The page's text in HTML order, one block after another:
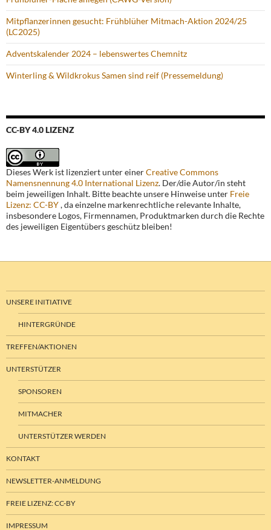
Mitpflanzerinnen gesucht: Frühblüher Mitmach-Aktion 2024/25
(LC2025)
Adventskalender 2024 – lebenswertes Chemnitz
Winterling & Wildkrokus Samen sind reif (Pressemeldung)
CC-BY 4.0 LIZENZ
Dieses Werk ist lizenziert unter einerCreative Commons
Namensnennung 4.0 International Lizenz. Der/die Autor/in steht
beim jeweiligen Inhalt. Bitte beachte unsere Hinweise unter Freie
Lizenz: CC-BY, da einzelne markenrechtliche relevante Inhalte,
insbesondere Logos, Firmennamen, Produktmarken durch die Rechte
des jeweiligen Eigentübers geschütz bleiben!
UNSERE INITIATIVE
HINTERGRÜNDE
TREFFEN/AKTIONEN
UNTERSTÜTZER
SPONSOREN
MITMACHER
UNTERSTÜTZER WERDEN
KONTAKT
NEWSLETTER-ANMELDUNG
FREIE LIZENZ: CC-BY
IMPRESSUM